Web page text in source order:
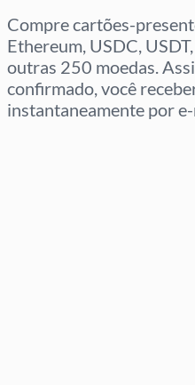
Compre cartões-
Ethereum, USDC,
outras 250 moedas.
confirmado, você
instantaneamente por